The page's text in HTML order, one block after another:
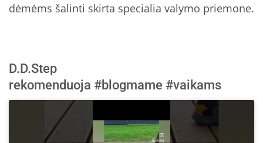
dėmėms šalinti skirta specialia valymo priemone.
D.D.Step
rekomenduoja #blogmame #vaikams